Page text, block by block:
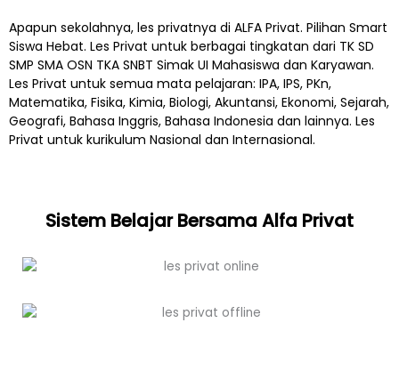
Apapun sekolahnya, les privatnya di ALFA Privat. Pilihan Smart
Siswa Hebat. Les Privat untuk berbagai tingkatan dari TK SD
SMP SMA OSN TKA SNBT Simak UI Mahasiswa dan Karyawan.
Les Privat untuk semua mata pelajaran: IPA, IPS, PKn,
Matematika, Fisika, Kimia, Biologi, Akuntansi, Ekonomi, Sejarah,
Geografi, Bahasa Inggris, Bahasa Indonesia dan lainnya. Les
Privat untuk kurikulum Nasional dan Internasional.
Sistem Belajar Bersama Alfa Privat